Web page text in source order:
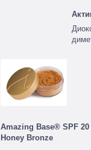
Amazing Base® SPF 20
Honey Bronze